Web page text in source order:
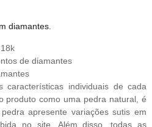
diamantes.
de diamantes
características individuais de cada
produto como uma pedra natural, é
apresente variações sutis em
no site. Além disso, todas as